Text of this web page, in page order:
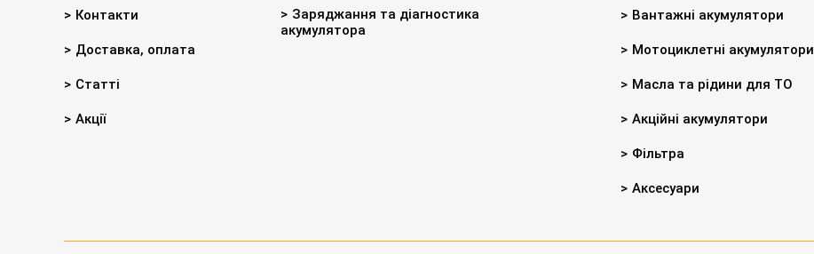
Контакти
Доставка, оплата
Статті
Акції
Заряджання та діагностика
акумулятора
Вантажні акумулятори
Мотоциклетні акумулятори
Масла та рідини для ТО
Акційні акумулятори
Фільтра
Аксесуари